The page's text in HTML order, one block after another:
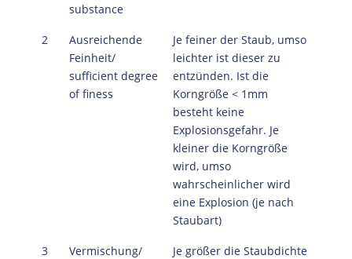
substance
2
Ausreichende
Feinheit/
sufficient degree
of finess
Je feiner der Staub, umso
leichter ist dieser zu
entzünden. Ist die
Korngröße < 1mm
besteht keine
Explosionsgefahr. Je
kleiner die Korngröße
wird, umso
wahrscheinlicher wird
eine Explosion (je nach
Staubart)
3
Vermischung/
Je größer die Staubdichte